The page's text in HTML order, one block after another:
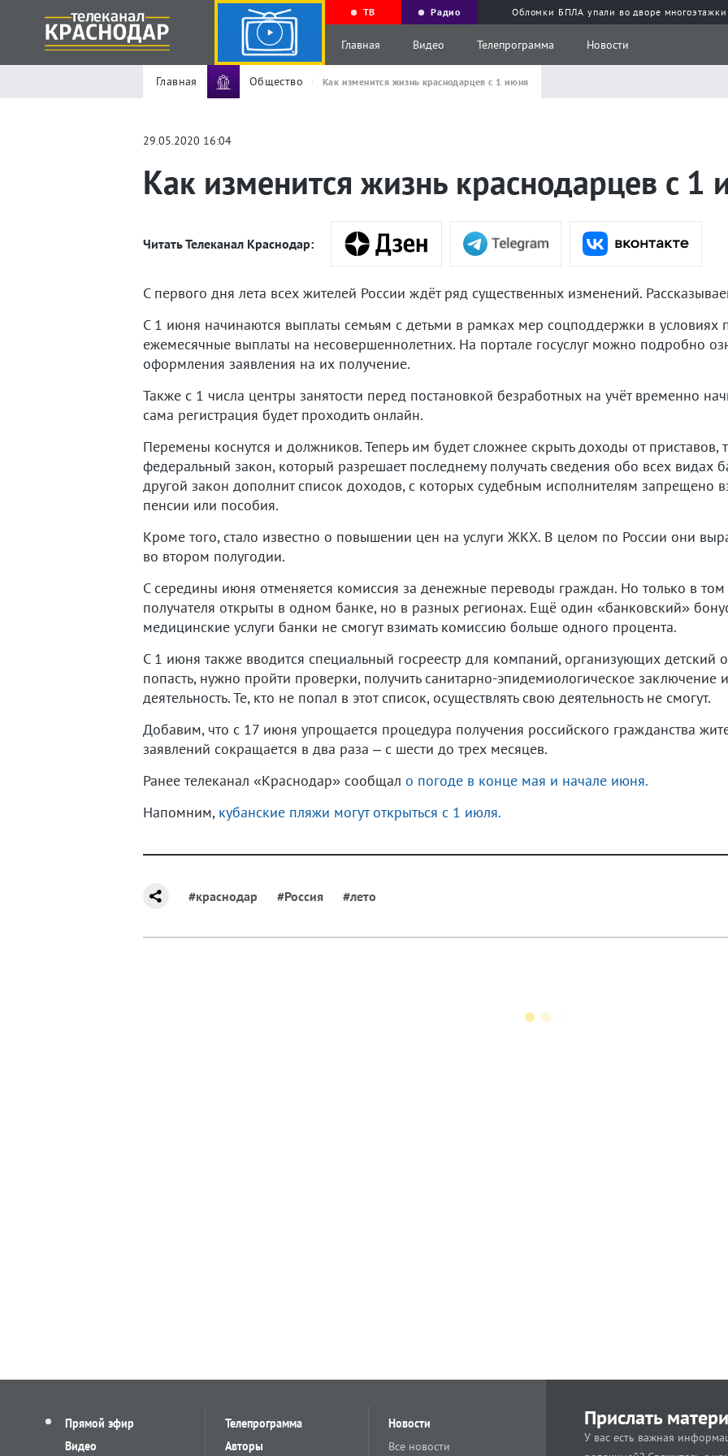
ТВ Радио Обломки БПЛА упали во дворе многоэтажки
Главная Видео Телепрограмма Новости
Главная Общество Как изменится жизнь краснодарцев с 1 июня
29.05.2020 16:04
Как изменится жизнь краснодарцев с 1
Читать Телеканал Краснодар:
С первого дня лета всех жителей России ждёт ряд существенных изменений.
С 1 июня начинаются выплаты семьям с детьми в рамках мер соцподдержки в
ежемесячные выплаты на несовершеннолетних. На портале госуслуг можно подробно
оформления заявления на их получение.
Также с 1 числа центры занятости перед постановкой безработных на учёт временно
сама регистрация будет проходить онлайн.
Перемены коснутся и должников. Теперь им будет сложнее скрыть доходы от приставов,
федеральный закон, который разрешает последнему получать сведения обо всех видах
другой закон дополнит список доходов, с которых судебным исполнителям запрещено
пенсии или пособия.
Кроме того, стало известно о повышении цен на услуги ЖКХ. В целом по России они
во втором полугодии.
С середины июня отменяется комиссия за денежные переводы граждан. Но только в том
получателя открыты в одном банке, но в разных регионах. Ещё один «банковский»
медицинские услуги банки не смогут взимать комиссию больше одного процента.
С 1 июня также вводится специальный госреестр для компаний, организующих детский
попасть, нужно пройти проверки, получить санитарно-эпидемиологическое
деятельность. Те, кто не попал в этот список, осуществлять свою деятельность не смогут.
Добавим, что с 17 июня упрощается процедура получения российского гражданства
заявлений сокращается в два раза – с шести до трех месяцев.
Ранее телеканал «Краснодар» сообщал о погоде в конце мая и начале июня.
Напомним, кубанские пляжи могут открыться с 1 июля.
#краснодар #Россия #лето
Прямой эфир
Видео
Телепрограмма
Авторы
Новости
Все новости
Прислать
У вас есть важная